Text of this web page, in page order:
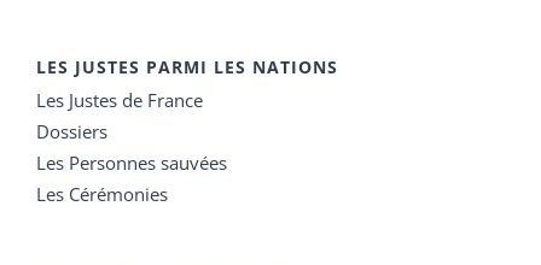
LES JUSTES PARMI LES NATIONS
Les Justes de France
Dossiers
Les Personnes sauvées
Les Cérémonies